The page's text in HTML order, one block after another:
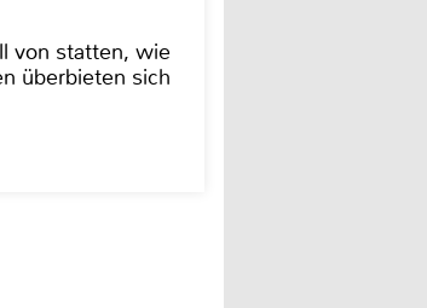
von statten, wie
überbieten sich